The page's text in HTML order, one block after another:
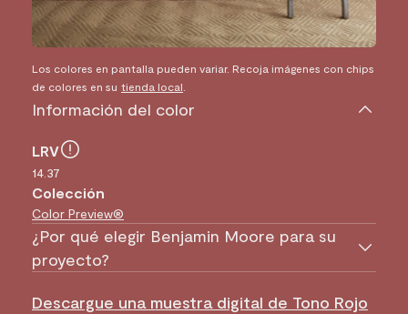
Los colores en pantalla pueden variar. Recoja imágenes con chips
de colores en su tienda local
Información del color
LRV
14.37
Colección
Color Preview®
¿Por qué elegir Benjamin Moore para su
proyecto?
Descargue una muestra digital de Tono Rojo